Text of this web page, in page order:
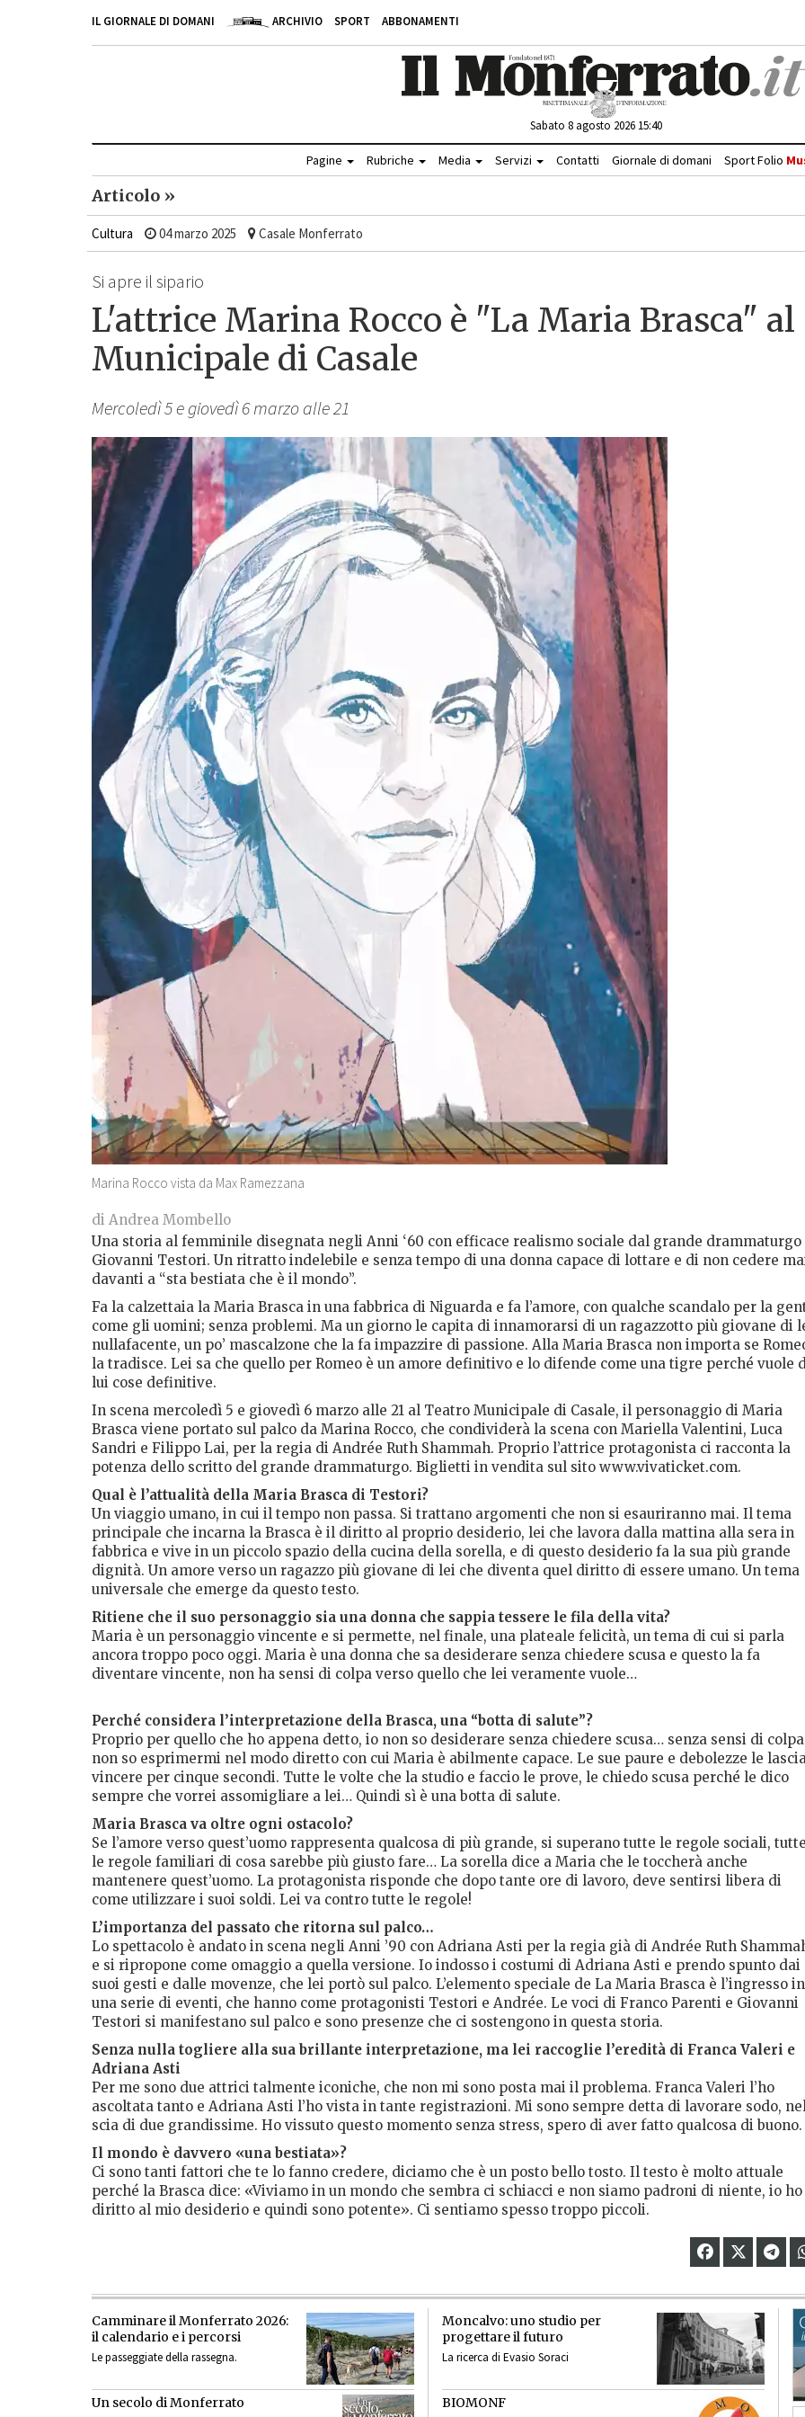
IL GIORNALE DI DOMANI ARCHIVIO SPORT ABBONAMENTI
Sabato 8 agosto 2026 15:40
Pagine Rubriche Media Servizi Contatti Giornale di domani Sport Folio
Articolo »
Cultura 04 marzo 2025 Casale Monferrato
Si apre il sipario
L'attrice Marina Rocco è "La Maria Brasca" al
Municipale di Casale
Mercoledì 5 e giovedì 6 marzo alle 21
Marina Rocco vista da Max Ramezzana
di Andrea Mombello
Una storia al femminile disegnata negli Anni ‘60 con efficace realismo sociale dal grande drammaturgo
Giovanni Testori. Un ritratto indelebile e senza tempo di una donna capace di lottare e di non cedere
davanti a “sta bestiata che è il mondo”.
Fa la calzettaia la Maria Brasca in una fabbrica di Niguarda e fa l’amore, con qualche scandalo per la
come gli uomini; senza problemi. Ma un giorno le capita di innamorarsi di un ragazzotto più giovane di
nullafacente, un po’ mascalzone che la fa impazzire di passione. Alla Maria Brasca non importa se
la tradisce. Lei sa che quello per Romeo è un amore definitivo e lo difende come una tigre perché vuole
lui cose definitive.
In scena mercoledì 5 e giovedì 6 marzo alle 21 al Teatro Municipale di Casale, il personaggio di Maria
Brasca viene portato sul palco da Marina Rocco, che condividerà la scena con Mariella Valentini, Luca
Sandri e Filippo Lai, per la regia di Andrée Ruth Shammah. Proprio l’attrice protagonista ci racconta la
potenza dello scritto del grande drammaturgo. Biglietti in vendita sul sito www.vivaticket.com.
Qual è l’attualità della Maria Brasca di Testori?
Un viaggio umano, in cui il tempo non passa. Si trattano argomenti che non si esauriranno mai. Il tema
principale che incarna la Brasca è il diritto al proprio desiderio, lei che lavora dalla mattina alla sera in
fabbrica e vive in un piccolo spazio della cucina della sorella, e di questo desiderio fa la sua più grande
dignità. Un amore verso un ragazzo più giovane di lei che diventa quel diritto di essere umano. Un tema
universale che emerge da questo testo.
Ritiene che il suo personaggio sia una donna che sappia tessere le fila della vita?
Maria è un personaggio vincente e si permette, nel finale, una plateale felicità, un tema di cui si parla
ancora troppo poco oggi. Maria è una donna che sa desiderare senza chiedere scusa e questo la fa
diventare vincente, non ha sensi di colpa verso quello che lei veramente vuole…
Perché considera l’interpretazione della Brasca, una “botta di salute”?
Proprio per quello che ho appena detto, io non so desiderare senza chiedere scusa… senza sensi di
non so esprimermi nel modo diretto con cui Maria è abilmente capace. Le sue paure e debolezze le
vincere per cinque secondi. Tutte le volte che la studio e faccio le prove, le chiedo scusa perché le dico
sempre che vorrei assomigliare a lei… Quindi sì è una botta di salute.
Maria Brasca va oltre ogni ostacolo?
Se l’amore verso quest’uomo rappresenta qualcosa di più grande, si superano tutte le regole sociali, tutte
le regole familiari di cosa sarebbe più giusto fare… La sorella dice a Maria che le toccherà anche
mantenere quest’uomo. La protagonista risponde che dopo tante ore di lavoro, deve sentirsi libera di
come utilizzare i suoi soldi. Lei va contro tutte le regole!
L’importanza del passato che ritorna sul palco…
Lo spettacolo è andato in scena negli Anni ’90 con Adriana Asti per la regia già di Andrée Ruth
e si ripropone come omaggio a quella versione. Io indosso i costumi di Adriana Asti e prendo spunto dai
suoi gesti e dalle movenze, che lei portò sul palco. L’elemento speciale de La Maria Brasca è l’ingresso in
una serie di eventi, che hanno come protagonisti Testori e Andrée. Le voci di Franco Parenti e Giovanni
Testori si manifestano sul palco e sono presenze che ci sostengono in questa storia.
Senza nulla togliere alla sua brillante interpretazione, ma lei raccoglie l’eredità di Franca Valeri e
Adriana Asti
Per me sono due attrici talmente iconiche, che non mi sono posta mai il problema. Franca Valeri l’ho
ascoltata tanto e Adriana Asti l’ho vista in tante registrazioni. Mi sono sempre detta di lavorare sodo,
scia di due grandissime. Ho vissuto questo momento senza stress, spero di aver fatto qualcosa di buono.
Il mondo è davvero «una bestiata»?
Ci sono tanti fattori che te lo fanno credere, diciamo che è un posto bello tosto. Il testo è molto attuale
perché la Brasca dice: «Viviamo in un mondo che sembra ci schiacci e non siamo padroni di niente, io
diritto al mio desiderio e quindi sono potente». Ci sentiamo spesso troppo piccoli.
Camminare il Monferrato 2026:
il calendario e i percorsi
Le passeggiate della rassegna.
Un secolo di Monferrato
Moncalvo: uno studio per
progettare il futuro
La ricerca di Evasio Soraci
BIOMONF